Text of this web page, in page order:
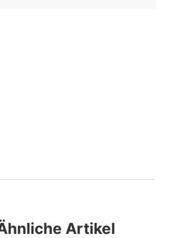
Artikel